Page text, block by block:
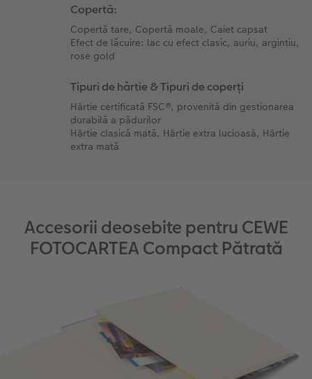
Copertă:
Copertă tare, Copertă moale, Caiet capsat
Efect de lăcuire: lac cu efect clasic, auriu, argintiu,
rose gold
Tipuri de hârtie & Tipuri de coperți
Hârtie certificată FSC®, provenită din gestionarea
durabilă a pădurilor
Hârtie clasică mată, Hârtie extra lucioasă, Hârtie
extra mată
Accesorii deosebite pentru CEWE
FOTOCARTEA Compact Pătrată